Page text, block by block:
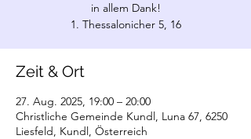
in allem Dank!
1. Thessalonicher 5, 16
Zeit & Ort
27. Aug. 2025, 19:00 – 20:00
Christliche Gemeinde Kundl, Luna 67, 6250
Liesfeld, Kundl, Österreich